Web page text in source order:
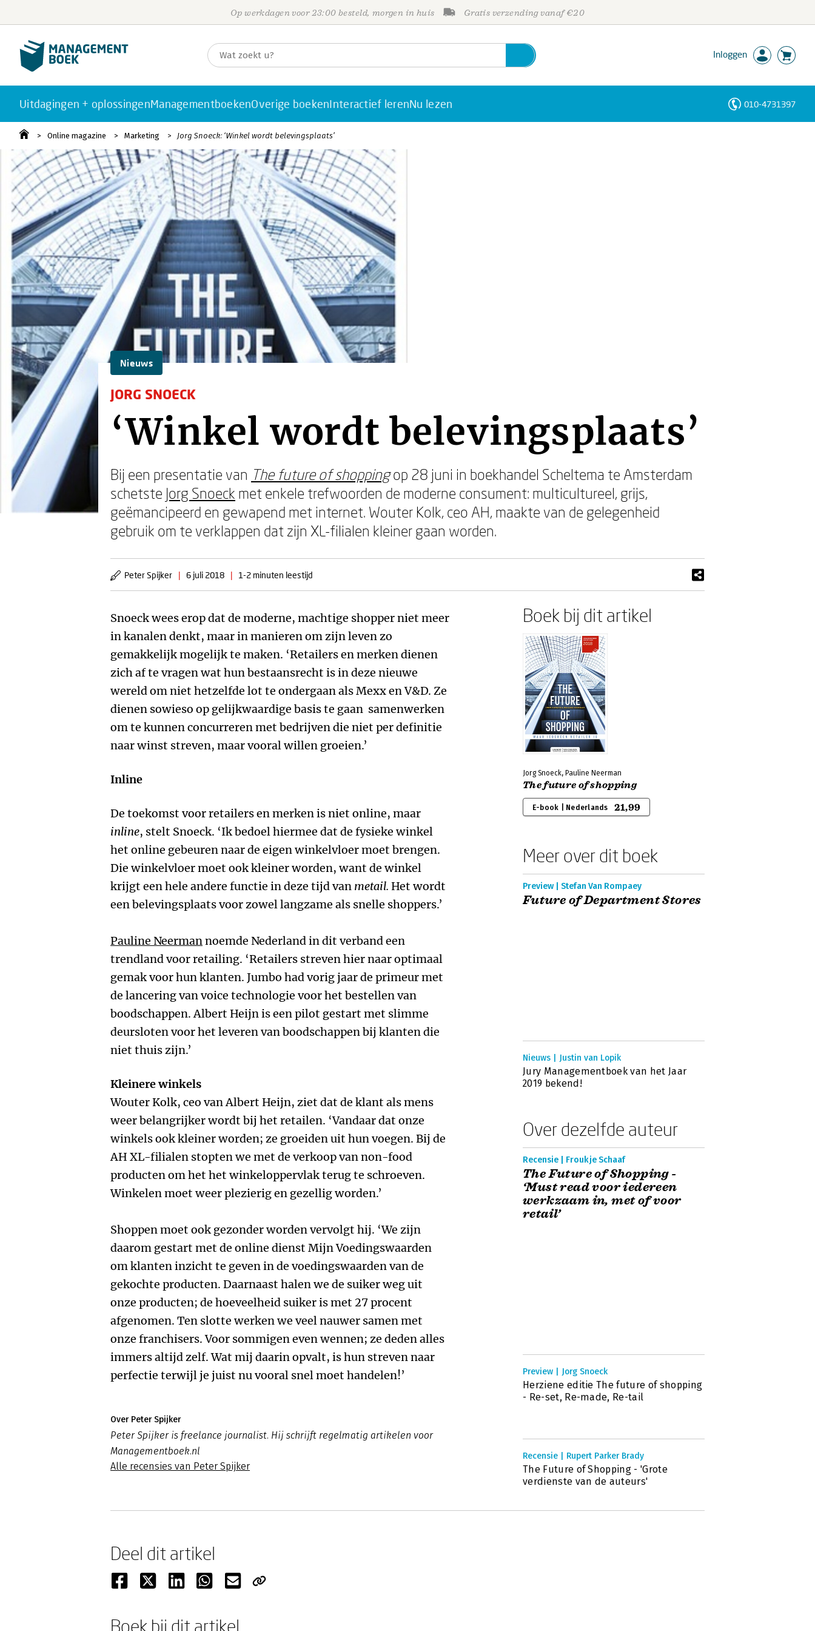
Op werkdagen voor 23:00 besteld, morgen in huis Gratis verzending vanaf €20
Inloggen
Uitdagingen + oplossingenManagementboekenOverige boekenInteractief lerenNu lezen 010-4731397
Online magazine Marketing Jorg Snoeck: ‘Winkel wordt belevingsplaats’
Nieuws
JORG SNOECK
‘Winkel wordt belevingsplaats’
Bij een presentatie van The future of shoppingop 28 juni in boekhandel Scheltema te Amsterdam
schetste Jorg Snoeck met enkele trefwoorden de moderne consument: multicultureel, grijs,
geëmancipeerd en gewapend met internet. Wouter Kolk, ceo AH, maakte van de gelegenheid
gebruik om te verklappen dat zijn XL-filialen kleiner gaan worden.
Peter Spijker | 6 juli 2018 | 1-2 minuten leestijd
Snoeck wees erop dat de moderne, machtige shopper niet meer
in kanalen denkt, maar in manieren om zijn leven zo
gemakkelijk mogelijk te maken. ‘Retailers en merken dienen
zich af te vragen wat hun bestaansrecht is in deze nieuwe
wereld om niet hetzelfde lot te ondergaan als Mexx en V&D. Ze
dienen sowieso op gelijkwaardige basis te gaan samenwerken
om te kunnen concurreren met bedrijven die niet per definitie
naar winst streven, maar vooral willen groeien.’
Inline
De toekomst voor retailers en merken is niet online, maar
inline, stelt Snoeck. ‘Ik bedoel hiermee dat de fysieke winkel
het online gebeuren naar de eigen winkelvloer moet brengen.
Die winkelvloer moet ook kleiner worden, want de winkel
krijgt een hele andere functie in deze tijd van metail. Het wordt
een belevingsplaats voor zowel langzame als snelle shoppers.’
Pauline Neermannoemde Nederland in dit verband een
trendland voor retailing. ‘Retailers streven hier naar optimaal
gemak voor hun klanten. Jumbo had vorig jaar de primeur met
de lancering van voice technologie voor het bestellen van
boodschappen. Albert Heijn is een pilot gestart met slimme
deursloten voor het leveren van boodschappen bij klanten die
niet thuis zijn.’
Kleinere winkels
Wouter Kolk, ceo van Albert Heijn, ziet dat de klant als mens
weer belangrijker wordt bij het retailen. ‘Vandaar dat onze
winkels ook kleiner worden; ze groeiden uit hun voegen. Bij de
AH XL-filialen stopten we met de verkoop van non-food
producten om het het winkeloppervlak terug te schroeven.
Winkelen moet weer plezierig en gezellig worden.’
Shoppen moet ook gezonder worden vervolgt hij. ‘We zijn
daarom gestart met de online dienst Mijn Voedingswaarden
om klanten inzicht te geven in de voedingswaarden van de
gekochte producten. Daarnaast halen we de suiker weg uit
onze producten; de hoeveelheid suiker is met 27 procent
afgenomen. Ten slotte werken we veel nauwer samen met
onze franchisers. Voor sommigen even wennen; ze deden alles
immers altijd zelf. Wat mij daarin opvalt, is hun streven naar
perfectie terwijl je juist nu vooral snel moet handelen!’
Over Peter Spijker
Peter Spijker is freelance journalist. Hij schrijft regelmatig artikelen voor
Managementboek.nl
Alle recensies van Peter Spijker
Boek bij dit artikel
Jorg Snoeck, Pauline Neerman
The future of shopping
E-book | Nederlands 21,99
Meer over dit boek
Preview | Stefan Van Rompaey
Future of Department Stores
Nieuws | Justin van Lopik
Jury Managementboek van het Jaar
2019 bekend!
Over dezelfde auteur
Recensie | Froukje Schaaf
The Future of Shopping -
‘Must read voor iedereen
werkzaam in, met of voor
retail’
Preview | Jorg Snoeck
Herziene editie The future of shopping
- Re-set, Re-made, Re-tail
Recensie | Rupert Parker Brady
The Future of Shopping - 'Grote
verdienste van de auteurs'
Deel dit artikel
Boek bij dit artikel
Personen